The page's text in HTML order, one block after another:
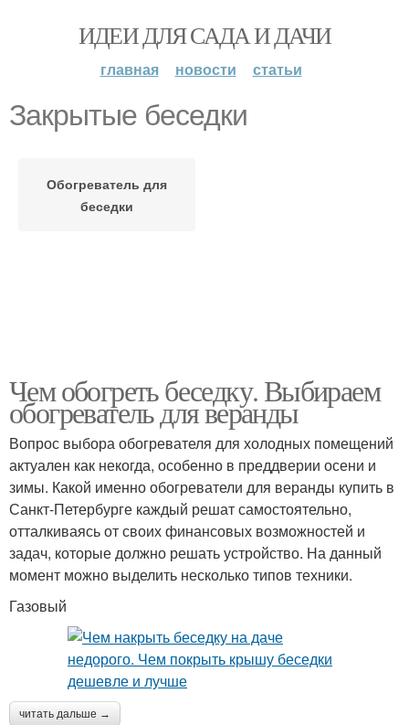
ИДЕИ ДЛЯ САДА И ДАЧИ
главная новости статьи
Закрытые беседки
Обогреватель для
беседки
Чем обогреть беседку. Выбираем
обогреватель для веранды
Вопрос выбора обогревателя для холодных помещений
актуален как некогда, особенно в преддверии осени и
зимы. Какой именно обогреватели для веранды купить в
Санкт-Петербурге каждый решат самостоятельно,
отталкиваясь от своих финансовых возможностей и
задач, которые должно решать устройство. На данный
момент можно выделить несколько типов техники.
Газовый
читать дальше →